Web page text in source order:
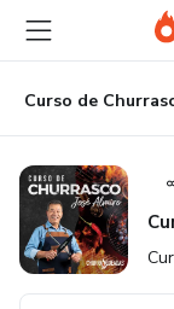
para
conteúdo
principal
para
pagamento
para
rodapé